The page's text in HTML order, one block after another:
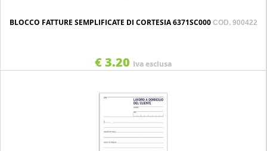
BLOCCO FATTURE SEMPLIFICATE DI CORTESIA 6371SC000 COD. 900422
€ 3.20 Iva esclusa